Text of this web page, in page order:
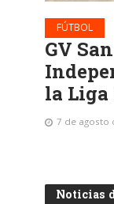
FÚTBOL
GV
la Liga
7 de agosto
Noticias